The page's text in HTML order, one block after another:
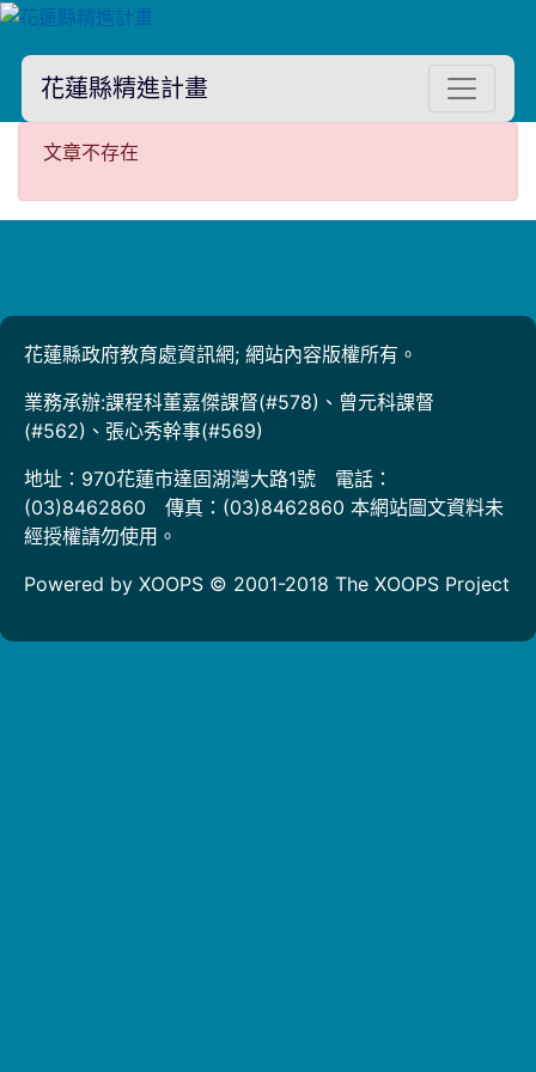
花蓮縣精進計畫
文章不存在
文章不存在
花蓮縣政府教育處資訊網; 網站內容版權所有。
業務承辦:課程科董嘉傑課督(#578)、曾元科課督
(#562)、張心秀幹事(#569)
地址：970花蓮市達固湖灣大路1號 電話：
(03)8462860 傳真：(03)8462860 本網站圖文資料未
經授權請勿使用。
Powered by XOOPS © 2001-2018 The XOOPS Project